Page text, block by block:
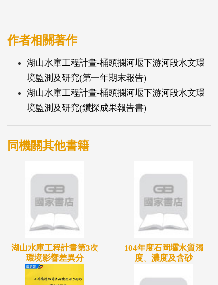
作者相關著作
湖山水庫工程計畫-桶頭攔河堰下游河段水文環
境監測及研究(第一年期末報告)
湖山水庫工程計畫-桶頭攔河堰下游河段水文環
境監測及研究(鑽探成果報告書)
同機關其他書籍
湖山水庫工程計畫第3次
環境影響差異分
104年度石岡壩水質濁
度、濃度及含砂